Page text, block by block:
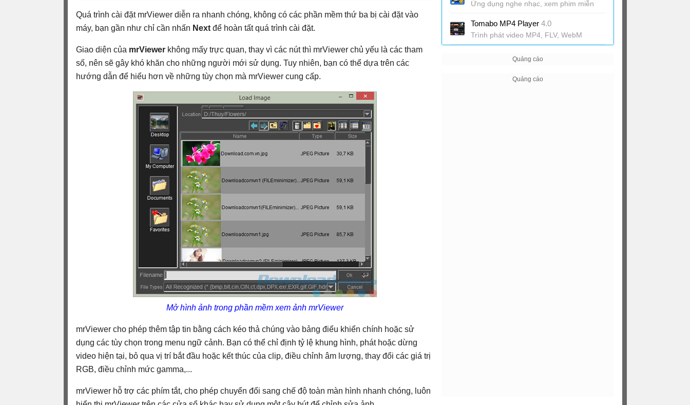
Quá trình cài đặt mrViewer diễn ra nhanh chóng, không có các phần mềm thứ ba bị cài đặt vào
máy, bạn gần như chỉ cần nhấn Next để hoàn tất quá trình cài đặt.
Giao diện của mrViewer không mấy trực quan, thay vì các nút thì mrViewer chủ yếu là các tham
số, nên sẽ gây khó khăn cho những người mới sử dụng. Tuy nhiên, bạn có thể dựa trên các
hướng dẫn để hiểu hơn về những tùy chọn mà mrViewer cung cấp.
Mở hình ảnh trong phần mềm xem ảnh mrViewer
mrViewer cho phép thêm tập tin bằng cách kéo thả chúng vào bảng điểu khiển chính hoặc sử
dụng các tùy chọn trong menu ngữ cảnh. Bạn có thể chỉ định tỷ lệ khung hình, phát hoặc dừng
video hiện tại, bỏ qua vị trí bắt đầu hoặc kết thúc của clip, điều chỉnh âm lượng, thay đổi các giá trị
RGB, điều chỉnh mức gamma,...
mrViewer hỗ trợ các phím tắt, cho phép chuyển đổi sang chế độ toàn màn hình nhanh chóng, luôn
Ứng dụng nghe nhạc, xem phim miễn
Tomabo MP4 Player 4.0
Trình phát video MP4, FLV, WebM